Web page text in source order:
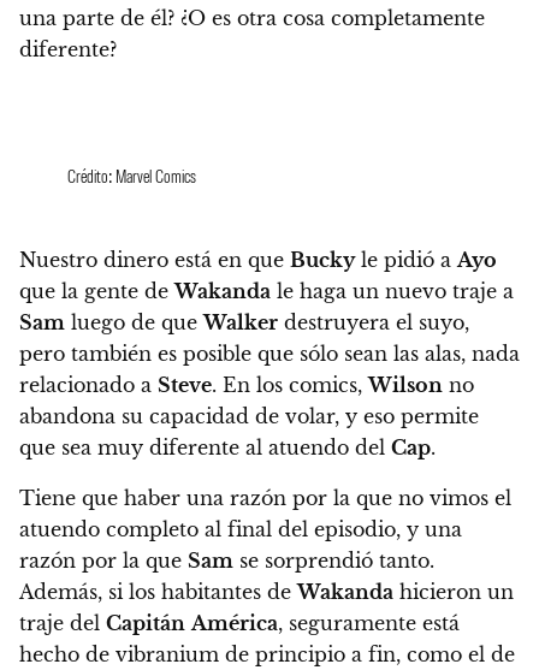
una parte de él? ¿O es otra cosa completamente
diferente?
Crédito: Marvel Comics
Nuestro dinero está en que Buckyle pidió a Ayo
que la gente deWakanda le haga un nuevo traje a
Sam luego de queWalker destruyera el suyo,
pero también es posible que sólo sean las alas, nada
relacionado a Steve. En los comics,Wilson no
abandona su capacidad de volar, y eso permite
que sea muy diferente al atuendo del Cap.
Tiene que haber una razón por la que no vimos el
atuendo completo al final del episodio, y una
razón por la que Sam se sorprendió tanto.
Además, si los habitantes deWakanda hicieron un
traje del Capitán América, seguramente está
hecho de vibranium de principio a fin, como el de